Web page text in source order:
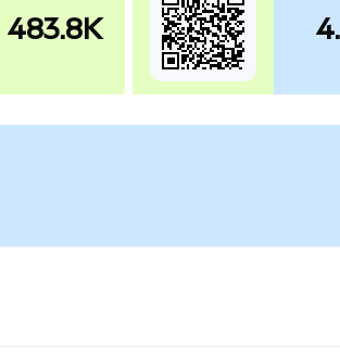
483.8K